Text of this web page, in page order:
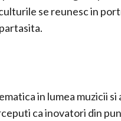
se reunesc in
in lumea muzicii si
ca inovatori din